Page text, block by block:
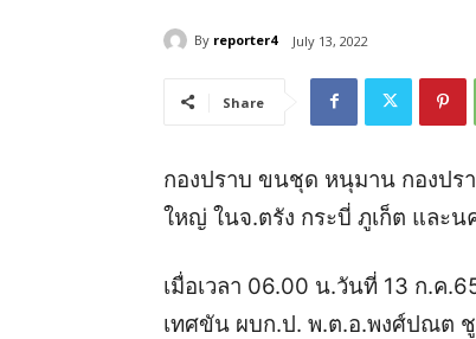
By reporter4 July 13, 2022
Share
กองปราบ ขนชุด หนุมาน กองปร
ใหญ่ ในจ.ตรัง กระบี่ ภูเก็ต และน
เมื่อเวลา 06.00 น.วันที่ 13 ก.ค
เทศขัน ผบก.ป. พ.ต.อ.พงศ์ปณต